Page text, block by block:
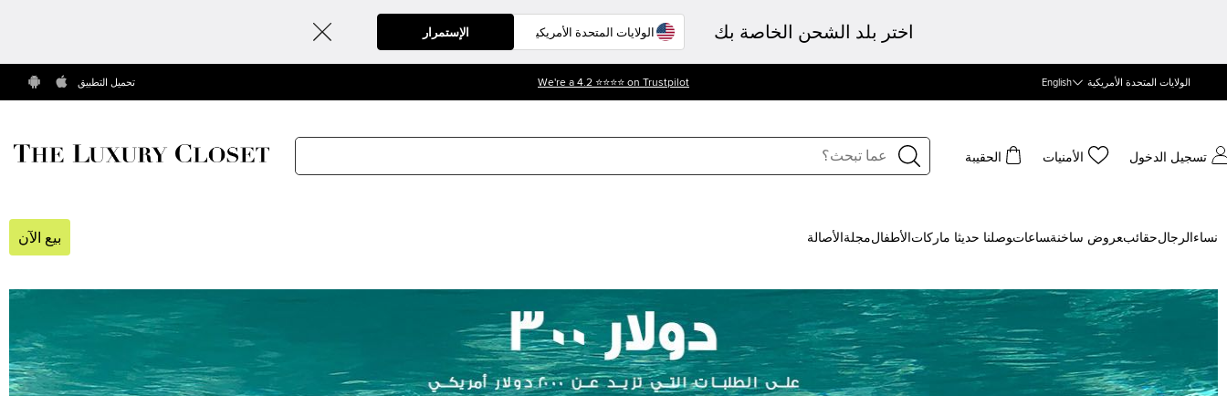
اختر بلد الشحن الخاصة بك الإستمرار
الولايات المتحدة الأمريكية English
We're a 4.2 ⭐⭐⭐⭐ on Trustpilot تحميل التطبيق
تسجيل الدخول الأمنيات الحقيبة
نساء الرجالحقائب‍عروض ساخنة‍ساعات‍وصلنا حديثا ‍ ماركات الأطفالمجلة الأصالة بيع الآن